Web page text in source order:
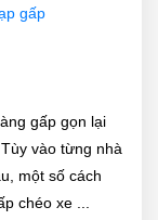
gấp
gấp gọn lại
vào từng nhà
một số cách
chéo xe ...